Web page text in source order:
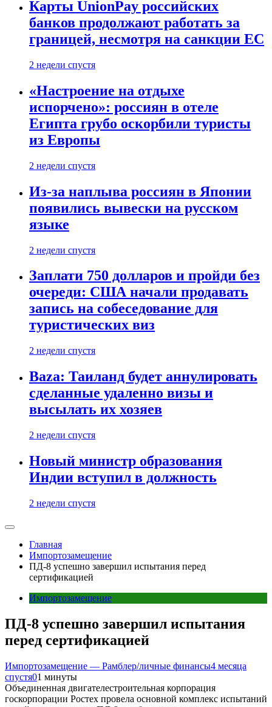
Карты UnionPay российских
банков продолжают работать за
границей, несмотря на санкции ЕС
2 недели спустя
«Настроение на отдыхе
испорчено»: россиян в отеле
Египта грубо оскорбили туристы
из Европы
2 недели спустя
Из-за наплыва россиян в Японии
появились вывески на русском
языке
2 недели спустя
Заплати 750 долларов и пройди без
очереди: США начали продавать
запись на собеседование для
туристических виз
2 недели спустя
Baza: Таиланд будет аннулировать
сделанные удаленно визы и
высылать их хозяев
2 недели спустя
Новый министр образования
Индии вступил в должность
2 недели спустя
Главная
Импортозамещение
ПД-8 успешно завершил испытания перед
сертификацией
Импортозамещение
ПД-8 успешно завершил испытания
перед сертификацией
Импортозамещение — Рамблер/личные финансы4 месяца
спустя01 минуты
Объединенная двигателестроительная корпорация
госкорпорации Ростех провела основной комплекс испытаний